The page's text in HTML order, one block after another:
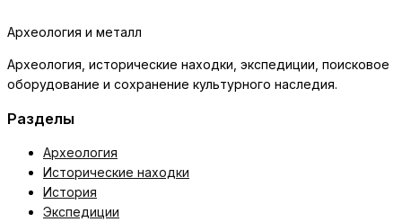
Археология и металл
Археология, исторические находки, экспедиции, поисковое
оборудование и сохранение культурного наследия.
Разделы
Археология
Исторические находки
История
Экспедиции